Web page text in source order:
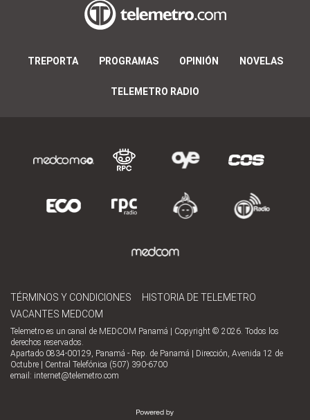
TREPORTA PROGRAMAS OPINIÓN NOVELAS
TELEMETRO RADIO
TÉRMINOS Y CONDICIONES
HISTORIA DE TELEMETRO
VACANTES MEDCOM
Telemetro es un canal de MEDCOM Panamá | Copyright © 2026. Todos los
derechos reservados.
Apartado 0834-00129, Panamá - Rep. de Panamá | Dirección, Avenida 12 de
Octubre | Central Telefónica (507) 390-6700
email: internet@telemetro.com